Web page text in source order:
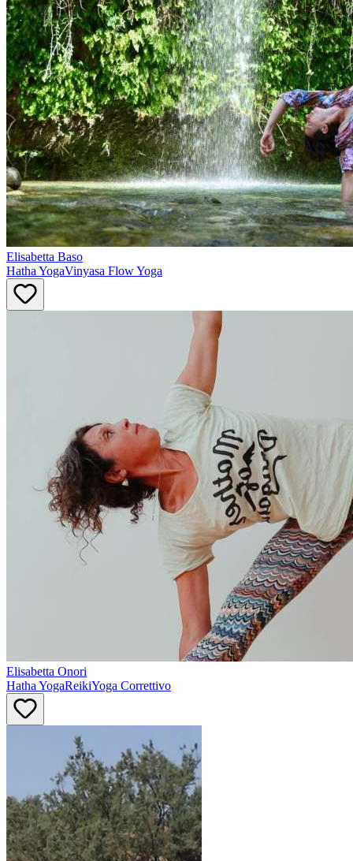
Elisabetta Baso
Hatha YogaVinyasa Flow Yoga
Elisabetta Onori
Hatha YogaReikiYoga Correttivo